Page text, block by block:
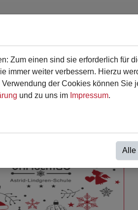
Zum einen sind sie erforderlich für
immer weiter verbessern. Hierzu
der Cookies können Sie
und zu uns im Impressum.
Alle